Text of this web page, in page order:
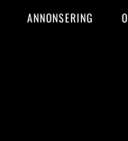
ANNONSERING